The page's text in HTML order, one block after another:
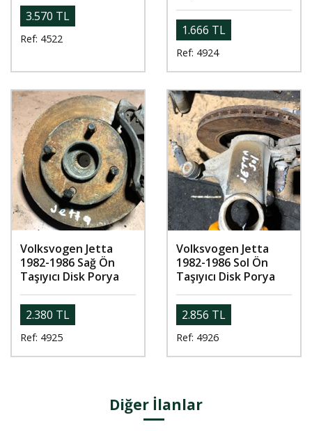
3.570 TL
Ref: 4522
1.666 TL
Ref: 4924
Volksvogen Jetta
1982-1986 Sağ Ön
Taşıyıcı Disk Porya
2.380 TL
Ref: 4925
Volksvogen Jetta
1982-1986 Sol Ön
Taşıyıcı Disk Porya
2.856 TL
Ref: 4926
Diğer İlanlar